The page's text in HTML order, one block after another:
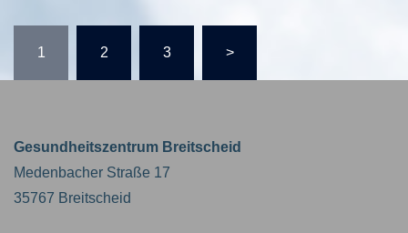
DER
BEITRÄGE
1 2 3 >
Gesundheitszentrum Breitscheid
Medenbacher Straße 17
35767 Breitscheid